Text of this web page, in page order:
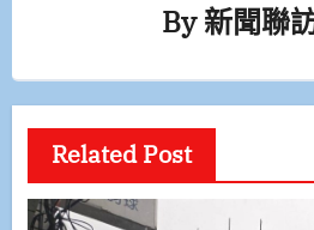
By新聞聯
Related Post